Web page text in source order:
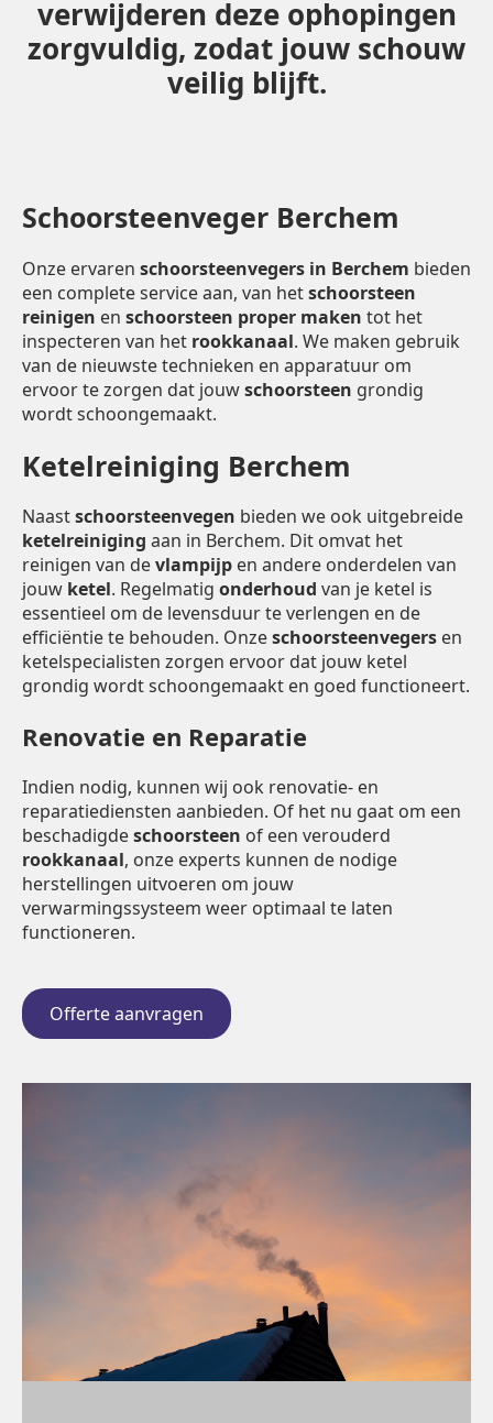
verwijderen deze ophopingen
zorgvuldig, zodat jouw schouw
veilig blijft.
Schoorsteenveger Berchem
Onze ervaren schoorsteenvegers in Berchem bieden
een complete service aan, van hetschoorsteen
reinigen en schoorsteen proper maken tot het
inspecteren van het rookkanaal. We maken gebruik
van de nieuwste technieken en apparatuur om
ervoor te zorgen dat jouwschoorsteen grondig
wordt schoongemaakt.
Ketelreiniging Berchem
Naastschoorsteenvegen bieden we ook uitgebreide
ketelreiniging aan in Berchem. Dit omvat het
reinigen van devlampijp en andere onderdelen van
jouw ketel. Regelmatig onderhoud van je ketel is
essentieel om de levensduur te verlengen en de
efficiëntie te behouden. Onzeschoorsteenvegers en
ketelspecialisten zorgen ervoor dat jouw ketel
grondig wordt schoongemaakt en goed functioneert.
Renovatie en Reparatie
Indien nodig, kunnen wij ook renovatie- en
reparatiediensten aanbieden. Of het nu gaat om een
beschadigdeschoorsteen of een verouderd
rookkanaal, onze experts kunnen de nodige
herstellingen uitvoeren om jouw
verwarmingssysteem weer optimaal te laten
functioneren.
Offerte aanvragen